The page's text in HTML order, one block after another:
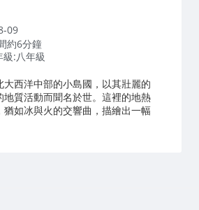
09
約6分鐘
級:八年級
大西洋中部的小島國，以其壯麗的
地質活動而聞名於世。這裡的地熱
猶如冰與火的交響曲，描繪出一幅